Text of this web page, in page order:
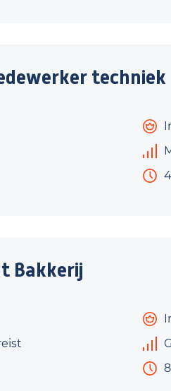
techniek
Bakkerij